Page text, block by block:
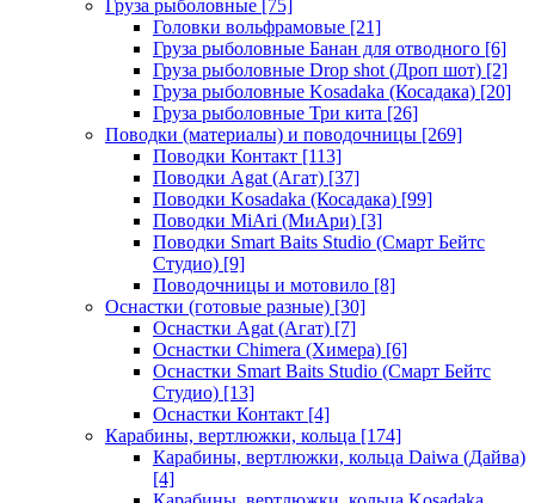
Груза рыболовные [75]
Головки вольфрамовые [21]
Груза рыболовные Банан для отводного [6]
Груза рыболовные Drop shot (Дроп шот) [2]
Груза рыболовные Kosadaka (Косадака) [20]
Груза рыболовные Три кита [26]
Поводки (материалы) и поводочницы [269]
Поводки Контакт [113]
Поводки Agat (Агат) [37]
Поводки Kosadaka (Косадака) [99]
Поводки MiAri (МиАри) [3]
Поводки Smart Baits Studio (Смарт Бейтс
Студио) [9]
Поводочницы и мотовило [8]
Оснастки (готовые разные) [30]
Оснастки Agat (Агат) [7]
Оснастки Chimera (Химера) [6]
Оснастки Smart Baits Studio (Смарт Бейтс
Студио) [13]
Оснастки Контакт [4]
Карабины, вертлюжки, кольца [174]
Карабины, вертлюжки, кольца Daiwa (Дайва)
[4]